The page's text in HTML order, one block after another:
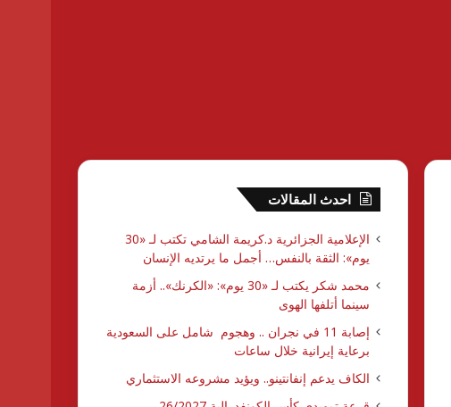
احدث المقالات
الإعلامية الجزائرية د.كريمة الشامي تكتب لـ «30
يوم»: الثقة بالنفس… أجمل ما يرتديه الإنسان
محمد شكر يكتب لـ «30 يوم»: «الكرنك».. أزمة
سينما أتلفها الهوى
إصابة 11 في نجران .. وهجوم شامل على السعودية
برعاية إيرانية خلال ساعات
الكاف يدعم إنفانتينو.. ويؤيد مشروعه الاستثماري